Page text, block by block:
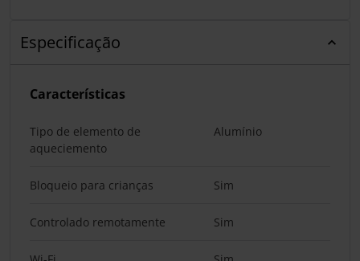
Especificação
Características
Tipo de elemento de
aqueciemento
Alumínio
Bloqueio para crianças Sim
Controlado remotamente Sim